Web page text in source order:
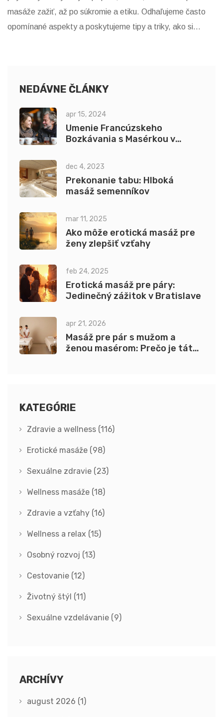
masáže zažiť, až po súkromie a etiku. Odhaľujeme často
opomínané aspekty a poskytujeme tipy a triky, ako si
NEDÁVNE ČLÁNKY
apr 15, 2024
Umenie Francúzskeho
Bozkávania s Masérkou v
dec 4, 2023
Prekonanie tabu: Hlboká
masáž semenníkov
mar 11, 2025
Ako môže erotická masáž pre
ženy zlepšiť vzťahy
feb 24, 2025
Erotická masáž pre páry:
Jedinečný zážitok v Bratislave
apr 21, 2026
Masáž pre pár s mužom a
ženou masérom: Prečo je táto
KATEGÓRIE
Zdravie a wellness (116)
Erotické masáže (98)
Sexuálne zdravie (23)
Wellness masáže (18)
Zdravie a vzťahy (16)
Wellness a relax (15)
Osobný rozvoj (13)
Cestovanie (12)
Životný štýl (11)
Sexuálne vzdelávanie (9)
ARCHÍVY
august 2026 (1)